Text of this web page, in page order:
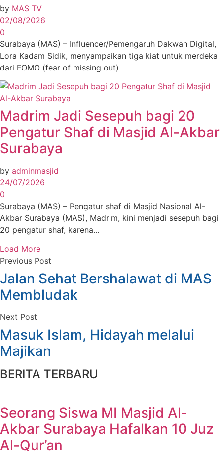
by MAS TV
02/08/2026
0
Surabaya (MAS) – Influencer/Pemengaruh Dakwah Digital,
Lora Kadam Sidik, menyampaikan tiga kiat untuk merdeka
dari FOMO (fear of missing out)...
Madrim Jadi Sesepuh bagi 20
Pengatur Shaf di Masjid Al-Akbar
Surabaya
by adminmasjid
24/07/2026
0
Surabaya (MAS) – Pengatur shaf di Masjid Nasional Al-
Akbar Surabaya (MAS), Madrim, kini menjadi sesepuh bagi
20 pengatur shaf, karena...
Load More
Previous Post
Jalan Sehat Bershalawat di MAS
Membludak
Next Post
Masuk Islam, Hidayah melalui
Majikan
BERITA TERBARU
Seorang Siswa MI Masjid Al-
Akbar Surabaya Hafalkan 10 Juz
Al-Qur’an